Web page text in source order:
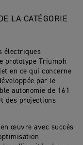
LA CATÉGORIE
électriques
prototype Triumph
en ce qui concerne
par le
autonomie de 161
des projections
œuvre avec succès